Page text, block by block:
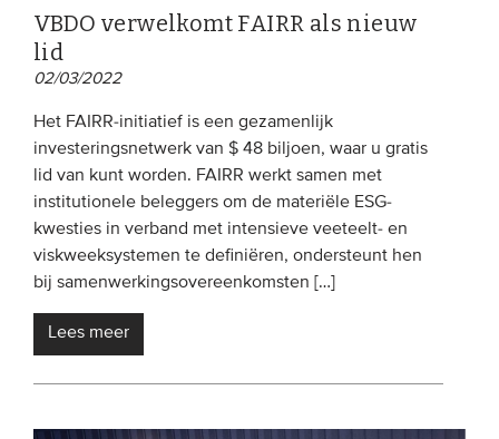
VBDO verwelkomt FAIRR als nieuw
lid
02/03/2022
Het FAIRR-initiatief is een gezamenlijk
investeringsnetwerk van $ 48 biljoen, waar u gratis
lid van kunt worden. FAIRR werkt samen met
institutionele beleggers om de materiële ESG-
kwesties in verband met intensieve veeteelt- en
viskweeksystemen te definiëren, ondersteunt hen
bij samenwerkingsovereenkomsten […]
Lees meer